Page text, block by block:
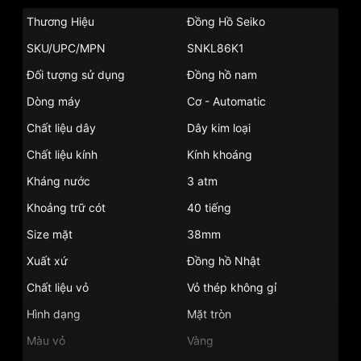
Thương Hiệu
Đồng Hồ Seiko
SKU/UPC/MPN
SNKL86K1
Đối tượng sử dụng
Đồng hồ nam
Dòng máy
Cơ - Automatic
Chất liệu dây
Dây kim loại
Chất liệu kính
Kính khoáng
Kháng nước
3 atm
Khoảng trữ cót
40 tiếng
Size mặt
38mm
Xuất xứ
Đồng hồ Nhật
Chất liệu vỏ
Vỏ thép không gỉ
Hình dạng
Mặt tròn
Màu vỏ
Vàng